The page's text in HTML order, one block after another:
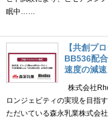
眠中……
【共創プ
BB536配
速度の減
株式会社
ロンジェビティの実現を目指
ただいている森永乳業株式会